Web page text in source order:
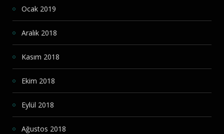
Ocak 2019
Aralık 2018
Kasım 2018
Ekim 2018
Eylül 2018
Ağustos 2018